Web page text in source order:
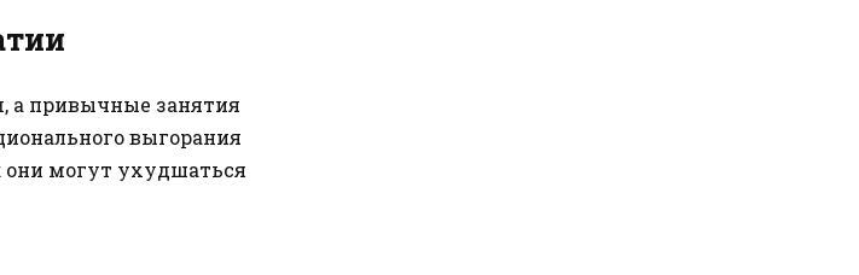
а привычные занятия
выгорания
они могут ухудшаться